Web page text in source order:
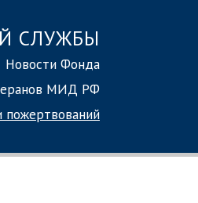
СЛУЖБЫ
Новости Фонда
МИД РФ
пожертвований